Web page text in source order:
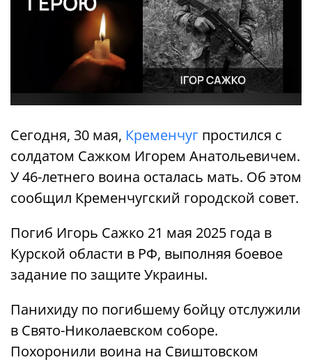
Сегодня, 30 мая, Кременчуг простился с
солдатом Сажком Игорем Анатольевичем.
У 46-летнего воина осталась мать. Об этом
сообщил Кременчугский городской совет.
Погиб Игорь Сажко 21 мая 2025 года в
Курской области в РФ, выполняя боевое
задание по защите Украины.
Панихиду по погибшему бойцу отслужили
в Свято-Николаевском соборе.
Похоронили воина на Свиштовском